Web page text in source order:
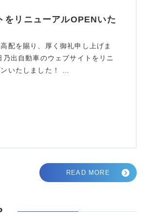
をリニューアルOPENいた
配を賜り、厚く御礼申し上げま
乃出自動車のウェブサイトをリニ
いたしました！ …
READ MORE